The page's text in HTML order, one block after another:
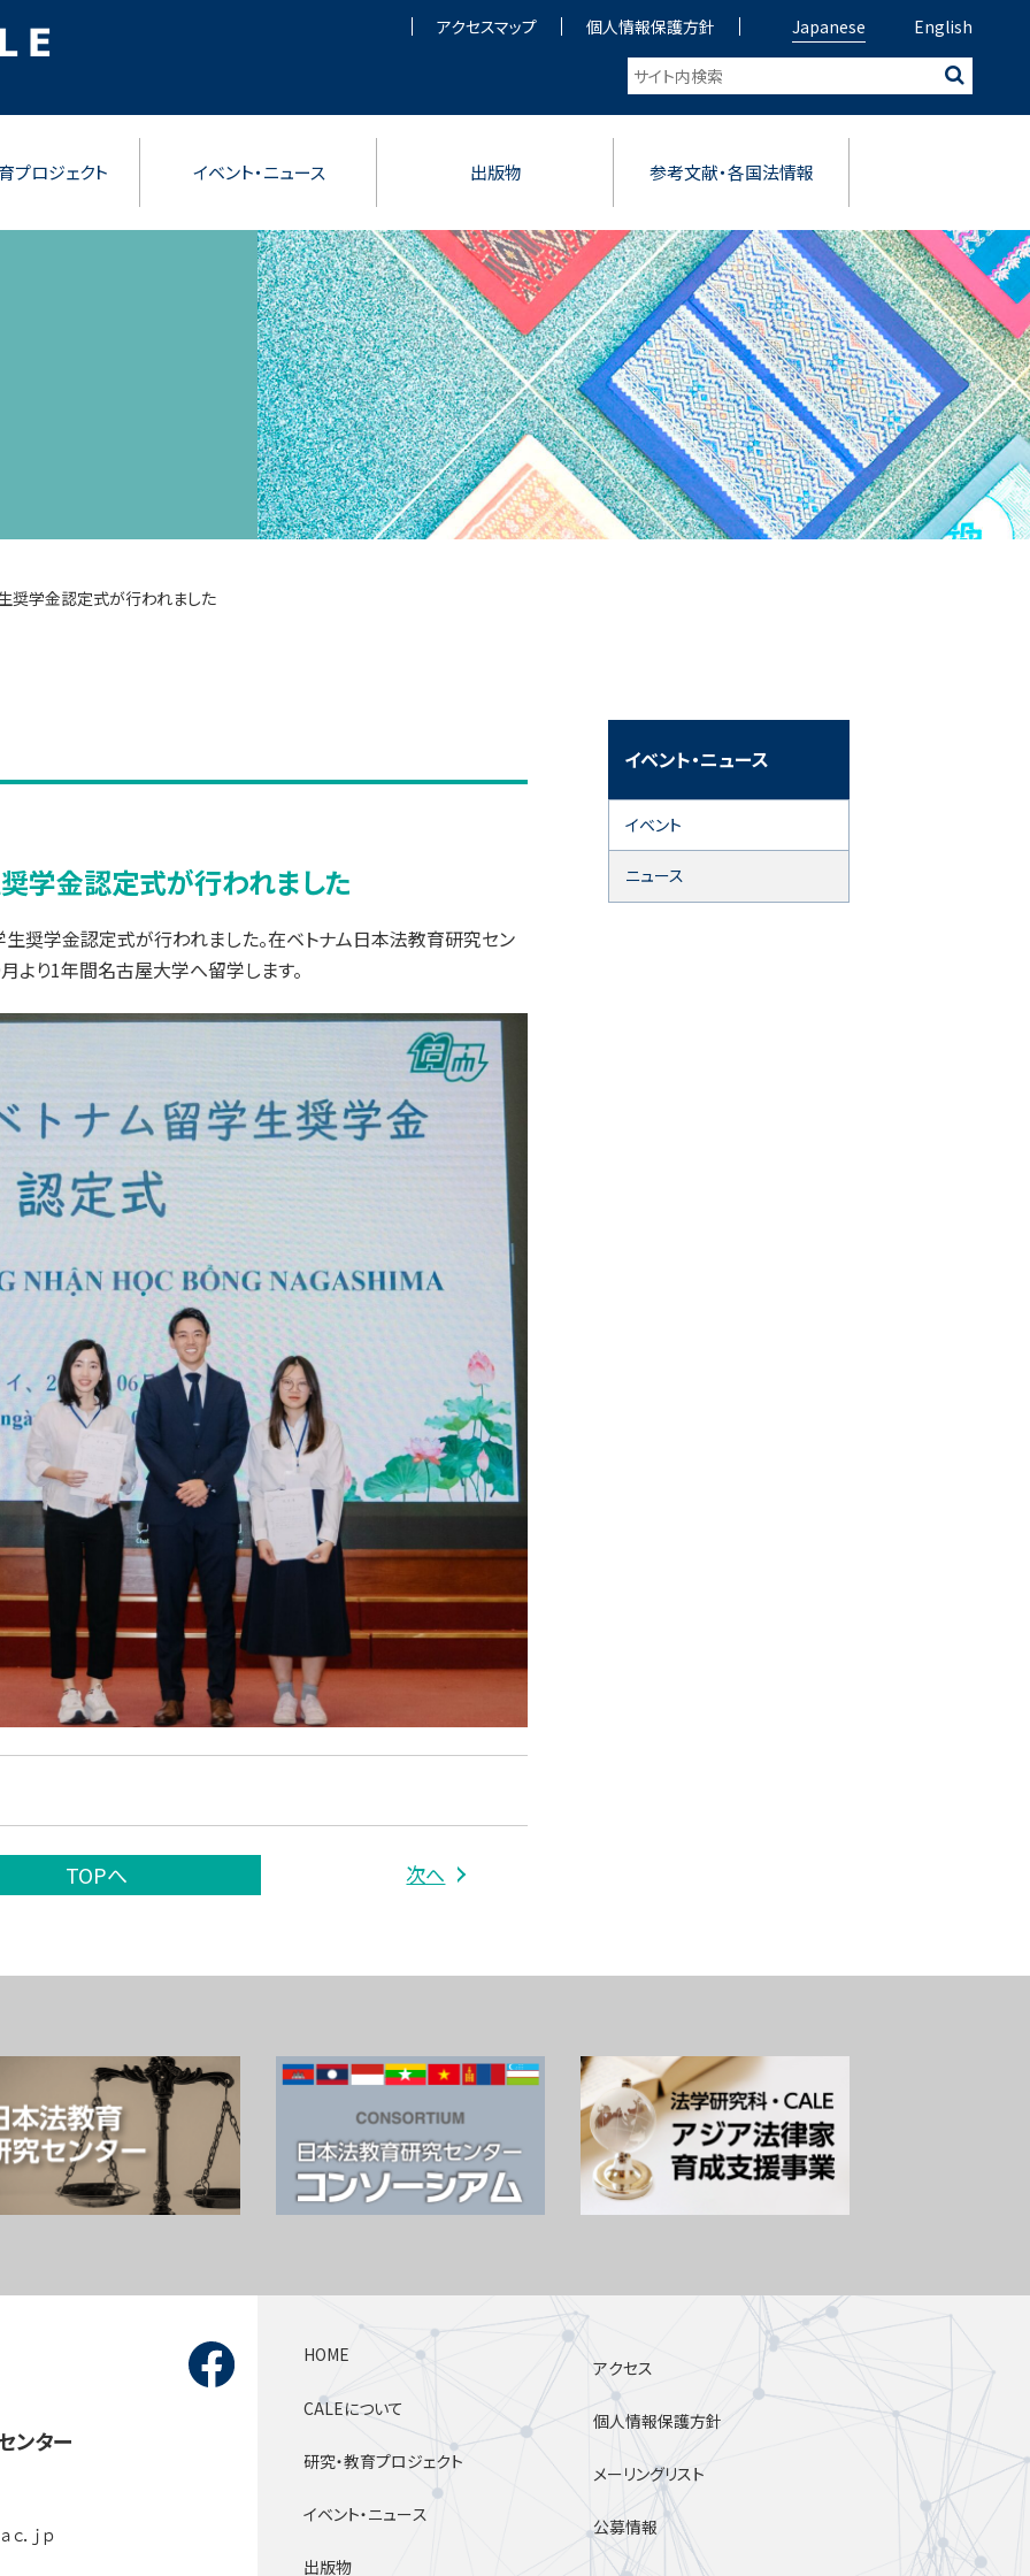
プロジェクト イベント・ニュース 出版物 参考文献・各国法情報
アクセスマップ 個人情報保護方針 Japanese English
奨学金認定式が行われました
学金認定式が行われました
奨学金認定式が行われました。在ベトナム日本法教育研究セン
より1年間名古屋大学へ留学します。
TOPへ 次へ
イベント・ニュース
イベント
ニュース
HOME
CALEについて
研究・教育プロジェクト
イベント・ニュース
出版物
アクセス
個人情報保護方針
メーリングリスト
公募情報
ンター
．ｊｐ